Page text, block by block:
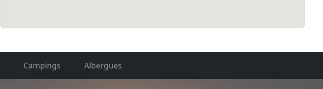
Campings Albergues